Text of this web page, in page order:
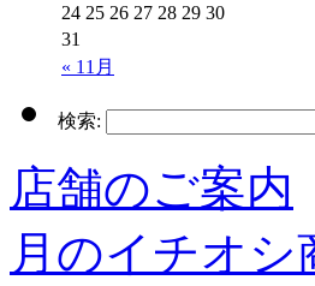
« 11月
24 25 26 27 28 29 30
31
検索:
店舗のご案内
月のイチオシ